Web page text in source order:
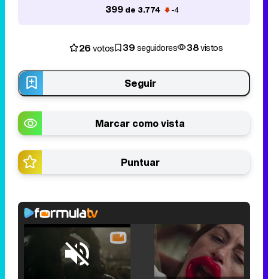
399 de 3.774 -4
26votos 39seguidores 38vistos
Seguir
Marcar como vista
Puntuar
Unmute /